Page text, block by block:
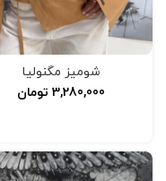
شومیز مگنولیا
3,280,000 تومان